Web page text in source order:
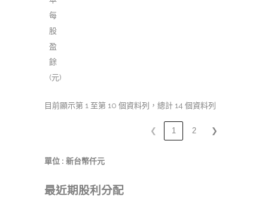
每
股
盈
餘
(元)
目前顯示第 1 至第 10 個資料列，總計 14 個資料列
❮ 1 2 ❯
單位 : 新台幣仟元
最近期股利分配